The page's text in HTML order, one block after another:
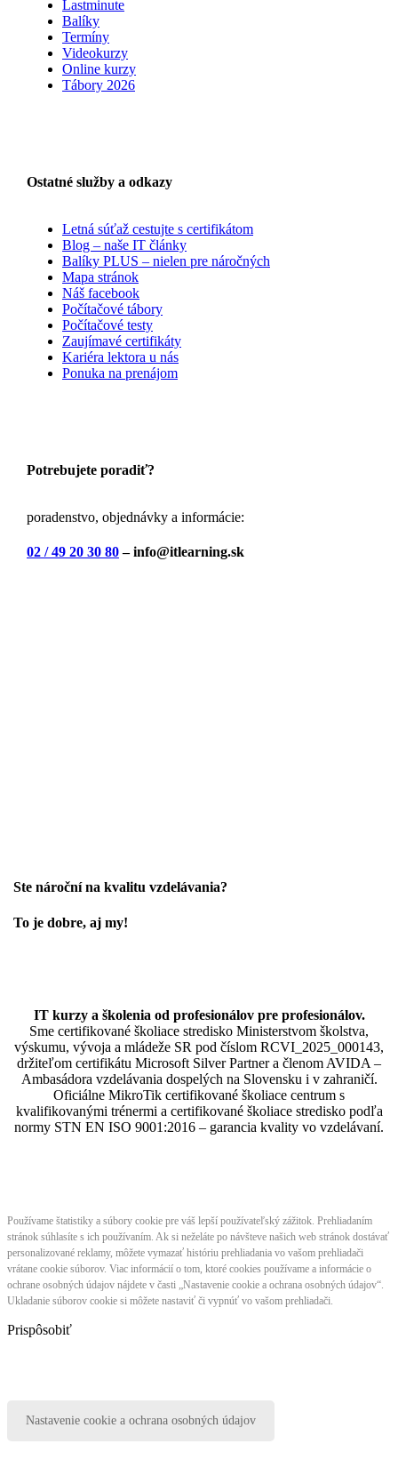
Lastminute
Balíky
Termíny
Videokurzy
Online kurzy
Tábory 2026
Ostatné služby a odkazy
Letná súťaž cestujte s certifikátom
Blog – naše IT články
Balíky PLUS – nielen pre náročných
Mapa stránok
Náš facebook
Počítačové tábory
Počítačové testy
Zaujímavé certifikáty
Kariéra lektora u nás
Ponuka na prenájom
Potrebujete poradiť?
poradenstvo, objednávky a informácie:
02 / 49 20 30 80– info@itlearning.sk
Ste nároční na kvalitu vzdelávania?
To je dobre, aj my!
IT kurzy a školenia od profesionálov pre profesionálov.
Sme certifikované školiace stredisko Ministerstvom školstva,
výskumu, vývoja a mládeže SR pod číslom RCVI_2025_000143,
držiteľom certifikátu Microsoft Silver Partner a členom AVIDA –
Ambasádora vzdelávania dospelých na Slovensku i v zahraničí.​​​​​​​​​​​​​​​​
Oficiálne MikroTik certifikované školiace centrum s
kvalifikovanými trénermi ​​​​​​​​​​a certifikované školiace stredisko podľa
normy STN EN ISO 9001:2016 – garancia kvality vo vzdelávaní.
Používame štatistiky a súbory cookie pre váš lepší používateľský zážitok. Prehliadaním
stránok súhlasíte s ich používaním. Ak si neželáte po návšteve našich web stránok dostávať
personalizované reklamy, môžete vymazať históriu prehliadania vo vašom prehliadači
vrátane cookie súborov. Viac informácií o tom, ktoré cookies používame a informácie o
ochrane osobných údajov nájdete v časti „Nastavenie cookie a ochrana osobných údajov“.
Ukladanie súborov cookie si môžete nastaviť či vypnúť vo vašom prehliadači.
Prispôsobiť
Nastavenie cookie a ochrana osobných údajov